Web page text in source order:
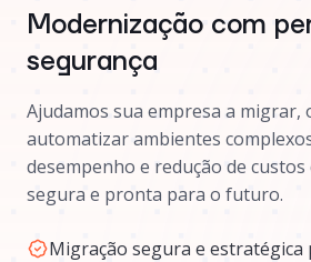
Modernização com
segurança
Ajudamos sua empresa a migrar,
automatizar ambientes
desempenho e redução de custos
segura e pronta para o futuro.
Migração segura e estratégica